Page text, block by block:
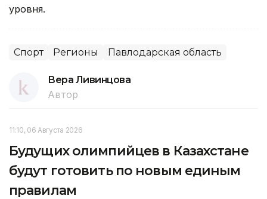
уровня.
Спорт Регионы Павлодарская область
Вера Ливинцова
Автор
11:10, 06 Августа 2026
Будущих олимпийцев в Казахстане
будут готовить по новым единым
правилам